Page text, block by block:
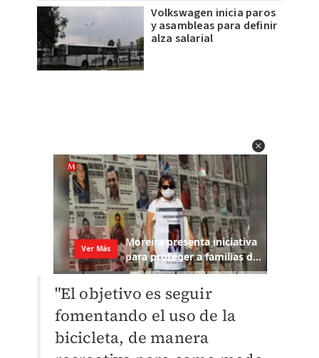
Volkswagen inicia paros
y asambleas para definir
alza salarial
"El objetivo es seguir
fomentando el uso de la
bicicleta, de manera